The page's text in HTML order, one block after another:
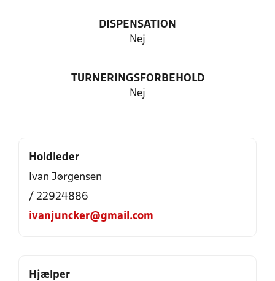
DISPENSATION
Nej
TURNERINGSFORBEHOLD
Nej
Holdleder
Ivan Jørgensen
/ 22924886
ivanjuncker@gmail.com
Hjælper